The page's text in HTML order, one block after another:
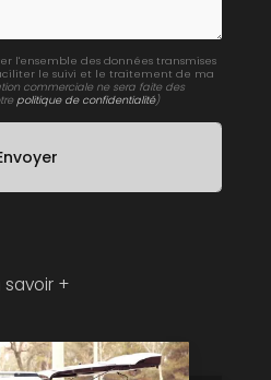
l'ensemble des données transmises
le suivi et le traitement de ma
commerciale ne sera faite des
politique de confidentialité)
savoir +